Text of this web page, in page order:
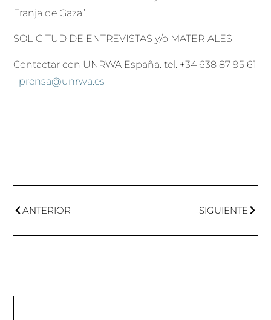
Franja de Gaza”.
SOLICITUD DE ENTREVISTAS y/o MATERIALES:
Contactar con UNRWA España. tel. +34 638 87 95 61
| prensa@unrwa.es
ANTERIOR SIGUIENTE